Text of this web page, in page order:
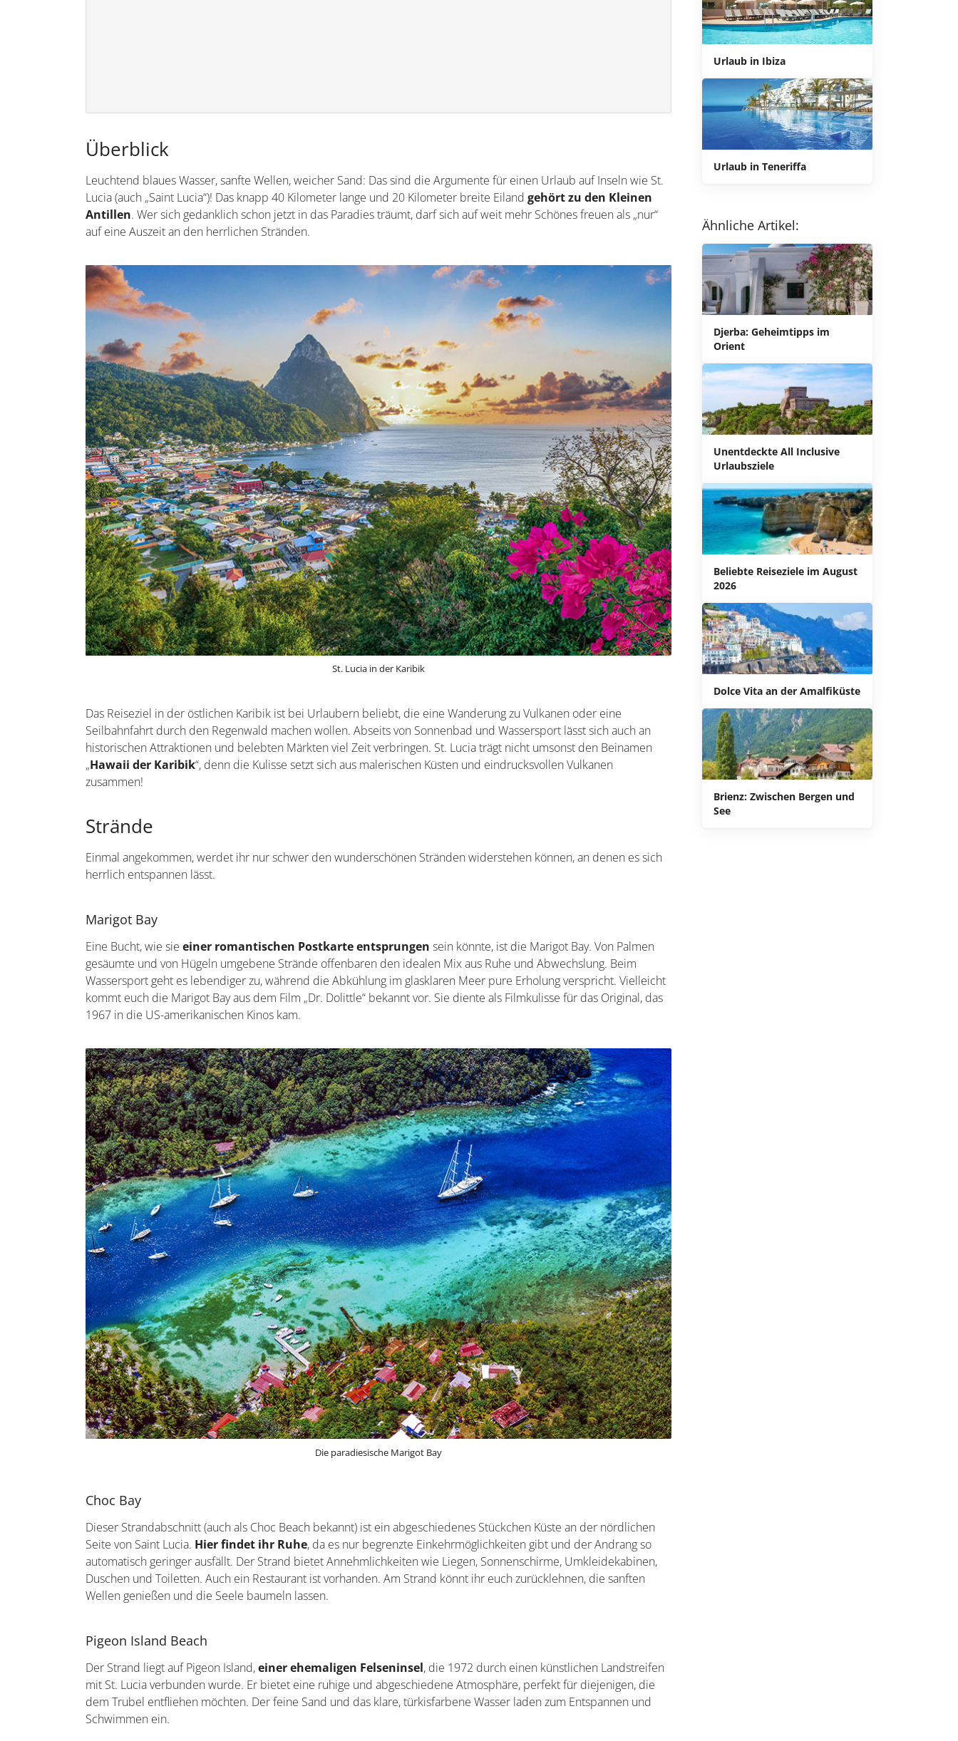
Überblick
Leuchtend blaues Wasser, sanfte Wellen, weicher Sand: Das sind die Argumente für einen Urlaub auf Inseln wie St.
Lucia (auch „Saint Lucia“)! Das knapp 40 Kilometer lange und 20 Kilometer breite Eilandgehört zu den Kleinen
Antillen. Wer sich gedanklich schon jetzt in das Paradies träumt, darf sich auf weit mehr Schönes freuen als „nur“
auf eine Auszeit an den herrlichen Stränden.
St. Lucia in der Karibik
Das Reiseziel in der östlichen Karibik ist bei Urlaubern beliebt, die eine Wanderung zu Vulkanen oder eine
Seilbahnfahrt durch den Regenwald machen wollen. Abseits von Sonnenbad und Wassersport lässt sich auch an
historischen Attraktionen und belebten Märkten viel Zeit verbringen. St. Lucia trägt nicht umsonst den Beinamen
„Hawaii der Karibik“, denn die Kulisse setzt sich aus malerischen Küsten und eindrucksvollen Vulkanen
zusammen!
Strände
Einmal angekommen, werdet ihr nur schwer den wunderschönen Stränden widerstehen können, an denen es sich
herrlich entspannen lässt.
Marigot Bay
Eine Bucht, wie sieeiner romantischen Postkarte entsprungen sein könnte, ist die Marigot Bay. Von Palmen
gesäumte und von Hügeln umgebene Strände offenbaren den idealen Mix aus Ruhe und Abwechslung. Beim
Wassersport geht es lebendiger zu, während die Abkühlung im glasklaren Meer pure Erholung verspricht. Vielleicht
kommt euch die Marigot Bay aus dem Film „Dr. Dolittle“ bekannt vor. Sie diente als Filmkulisse für das Original, das
1967 in die US-amerikanischen Kinos kam.
Die paradiesische Marigot Bay
Choc Bay
Dieser Strandabschnitt (auch als Choc Beach bekannt) ist ein abgeschiedenes Stückchen Küste an der nördlichen
Seite von Saint Lucia. Hier findet ihr Ruhe, da es nur begrenzte Einkehrmöglichkeiten gibt und der Andrang so
automatisch geringer ausfällt. Der Strand bietet Annehmlichkeiten wie Liegen, Sonnenschirme, Umkleidekabinen,
Duschen und Toiletten. Auch ein Restaurant ist vorhanden. Am Strand könnt ihr euch zurücklehnen, die sanften
Wellen genießen und die Seele baumeln lassen.
Pigeon Island Beach
Der Strand liegt auf Pigeon Island,einer ehemaligen Felseninsel, die 1972 durch einen künstlichen Landstreifen
mit St. Lucia verbunden wurde. Er bietet eine ruhige und abgeschiedene Atmosphäre, perfekt für diejenigen, die
dem Trubel entfliehen möchten. Der feine Sand und das klare, türkisfarbene Wasser laden zum Entspannen und
Schwimmen ein.
Urlaub in Ibiza
Urlaub in Teneriffa
Ähnliche Artikel:
Djerba: Geheimtipps im
Orient
Unentdeckte All Inclusive
Urlaubsziele
Beliebte Reiseziele im August
2026
Dolce Vita an der Amalfiküste
Brienz: Zwischen Bergen und
See